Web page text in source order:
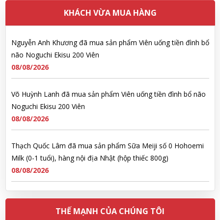
KHÁCH VỪA MUA HÀNG
08/08/2026
08/08/2026
08/08/2026
Milk (0-1 tuổi), hàng nội địa Nhật (hộp thiếc 800g)
08/08/2026
THẾ MẠNH CỦA CHÚNG TÔI